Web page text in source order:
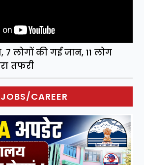
लोगों की गई जान, 11 लोग
तफरी
JOBS/CAREER